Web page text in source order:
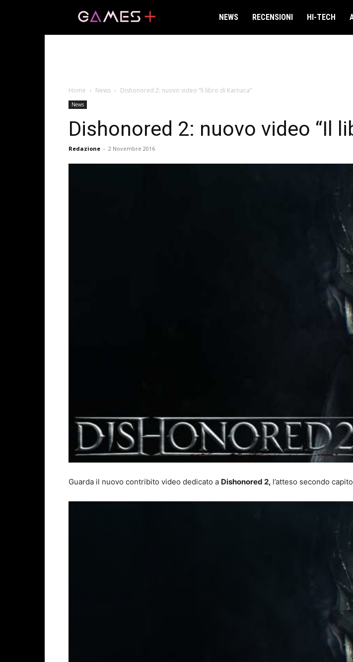
NEWS RECENSIONI HI-TECH
Home News Dishonored 2: nuovo video “Il libro di Karnaca”
News
Dishonored 2: nuovo video “Il
Redazione - 2 Novembre 2016
Guarda il nuovo contribito video dedicato a Dishonored 2, l’atteso secondo